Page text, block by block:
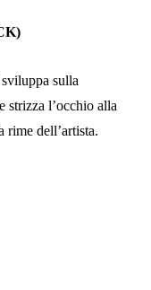
sulla
strizza l’occhio alla
rime dell’artista.